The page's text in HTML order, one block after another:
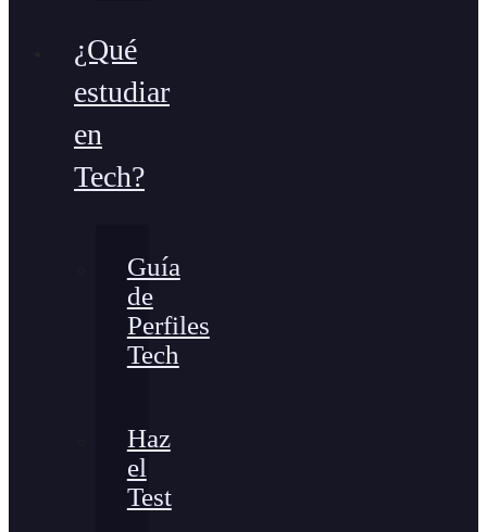
¿Qué
estudiar
en
Tech?
Guía
de
Perfiles
Tech
Haz
el
Test